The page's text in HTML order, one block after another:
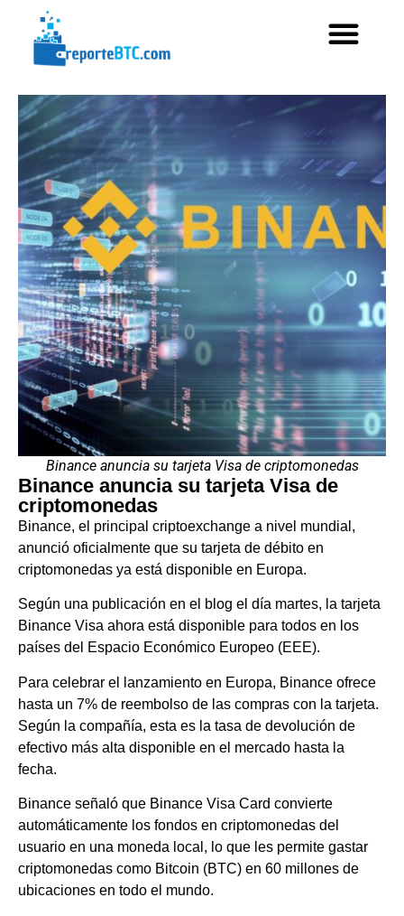
Binance anuncia su tarjeta Visa de criptomonedas
Binance anuncia su tarjeta Visa de
criptomonedas
Binance, el principal criptoexchange a nivel mundial,
anunció oficialmente que su tarjeta de débito en
criptomonedas ya está disponible en Europa.
Según una publicación en el blog el día martes, la tarjeta
Binance Visa ahora está disponible para todos en los
países del Espacio Económico Europeo (EEE).
Para celebrar el lanzamiento en Europa, Binance ofrece
hasta un 7% de reembolso de las compras con la tarjeta.
Según la compañía, esta es la tasa de devolución de
efectivo más alta disponible en el mercado hasta la
fecha.
Binance señaló que Binance Visa Card convierte
automáticamente los fondos en criptomonedas del
usuario en una moneda local, lo que les permite gastar
criptomonedas como Bitcoin (BTC) en 60 millones de
ubicaciones en todo el mundo.